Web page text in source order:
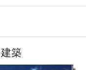
築